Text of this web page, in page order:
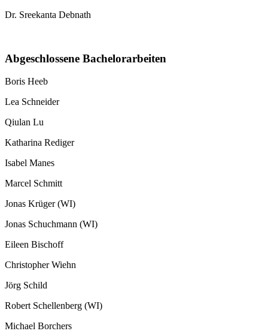
Dr. Sreekanta Debnath
Abgeschlossene Bachelorarbeiten
Boris Heeb
Lea Schneider
Qiulan Lu
Katharina Rediger
Isabel Manes
Marcel Schmitt
Jonas Krüger (WI)
Jonas Schuchmann (WI)
Eileen Bischoff
Christopher Wiehn
Jörg Schild
Robert Schellenberg (WI)
Michael Borchers